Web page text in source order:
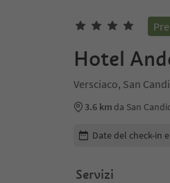
Hotel
Versciaco, San
3.6 km da San
Modifica i dettagli
Date del check-in
Servizi